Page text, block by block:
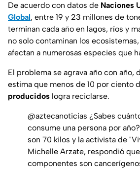
De acuerdo con datos de Naciones
Global, entre 19 y 23 millones de
terminan cada año en lagos, ríos y
no solo contaminan los
afectan a numerosas especies que
El problema se agrava año con año,
estima que menos de 10 por ciento
producidos logra reciclarse.
@aztecanoticias ¿Sabes
consume una persona por
son 70 kilos y la activista de
Michelle Arzate, respondió
componentes son